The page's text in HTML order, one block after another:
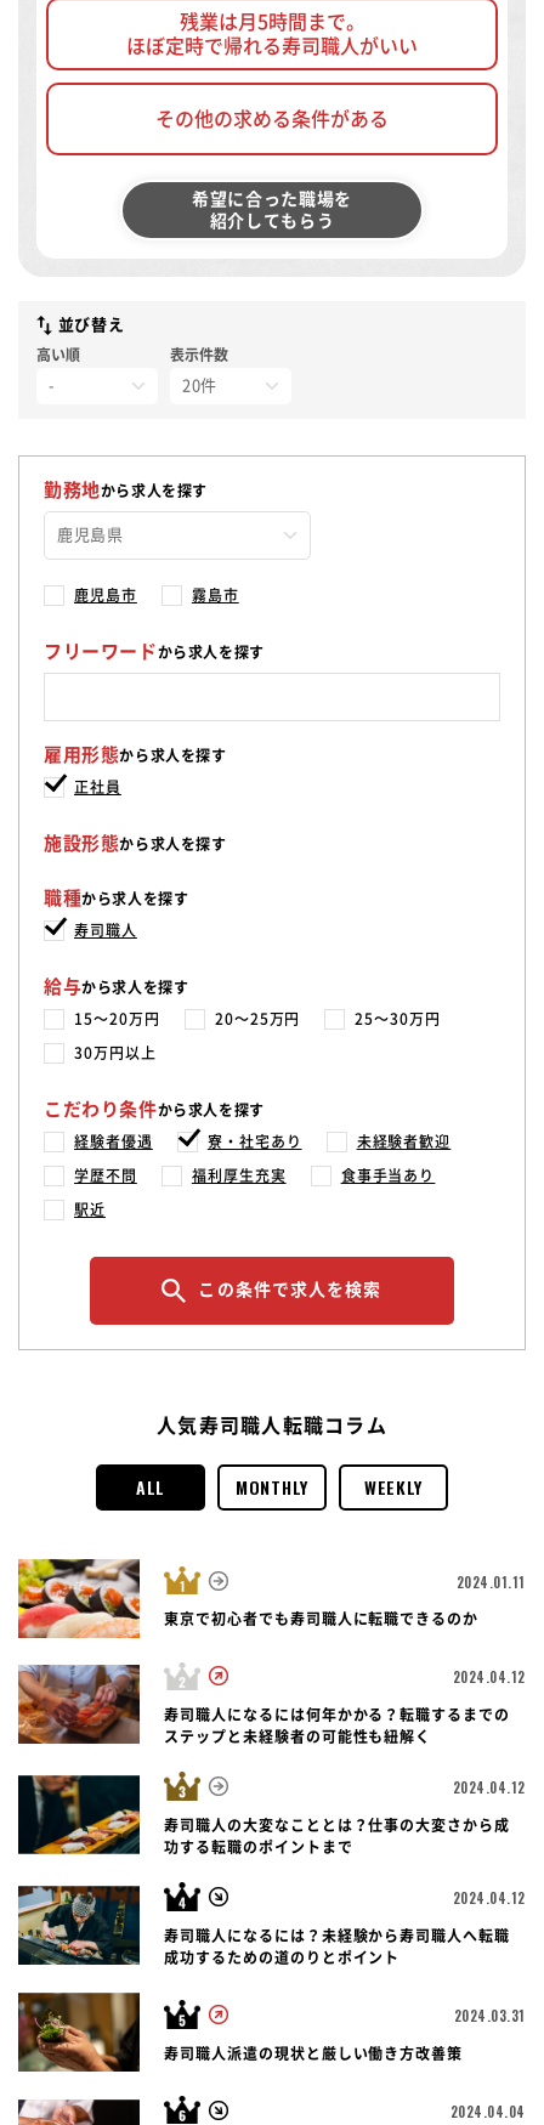
残業は月5時間まで。
ほぼ定時で帰れる寿司職人がいい
その他の求める条件がある
希望に合った職場を
紹介してもらう
並び替え
高い順 表示件数
勤務地から求人を探す
鹿児島市 霧島市
フリーワードから求人を探す
雇用形態から求人を探す
正社員
施設形態から求人を探す
職種から求人を探す
寿司職人
給与から求人を探す
15〜20万円 20〜25万円 25〜30万円
30万円以上
こだわり条件から求人を探す
経験者優遇 寮・社宅あり 未経験者歓迎
学歴不問 福利厚生充実 食事手当あり
駅近
この条件で求人を検索
人気寿司職人転職コラム
ALL MONTHLY WEEKLY
2024.01.11
東京で初心者でも寿司職人に転職できるのか
2024.04.12
寿司職人になるには何年かかる？転職するまでの
ステップと未経験者の可能性も紐解く
2024.04.12
寿司職人の大変なこととは？仕事の大変さから成
功する転職のポイントまで
2024.04.12
寿司職人になるには？未経験から寿司職人へ転職
成功するための道のりとポイント
2024.03.31
寿司職人派遣の現状と厳しい働き方改善策
2024.04.04